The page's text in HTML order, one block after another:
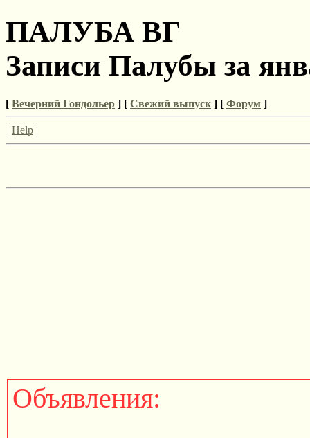
ПАЛУБА ВГ
Записи Палубы за
[ Вечерний Гондольер ] [ Свежий выпуск ] [ Форум ]
| Help |
Объявления: